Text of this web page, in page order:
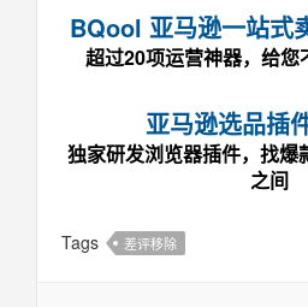
BQool 亚马逊一站式
超过20项运营神器，给您
亚马逊选品插
独家研发浏览器插件，找爆
之间
Tags 差评移除